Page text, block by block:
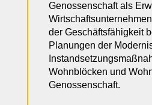
Genossenschaft als
der Geschäftsfähigkeit
Planungen der
Wohnblöcken und
Genossenschaft.